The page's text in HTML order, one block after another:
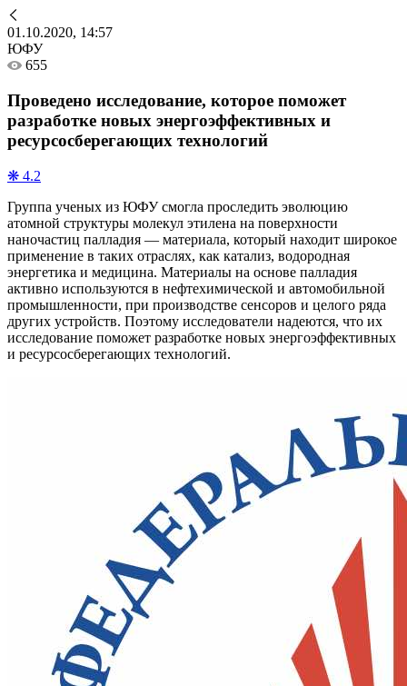
01.10.2020, 14:57
ЮФУ
655
Проведено исследование, которое поможет
разработке новых энергоэффективных и
ресурсосберегающих технологий
❋ 4.2
Группа ученых из ЮФУ смогла проследить эволюцию
атомной структуры молекул этилена на поверхности
наночастиц палладия — материала, который находит широкое
применение в таких отраслях, как катализ, водородная
энергетика и медицина. Материалы на основе палладия
активно используются в нефтехимической и автомобильной
промышленности, при производстве сенсоров и целого ряда
других устройств. Поэтому исследователи надеются, что их
исследование поможет разработке новых энергоэффективных
и ресурсосберегающих технологий.